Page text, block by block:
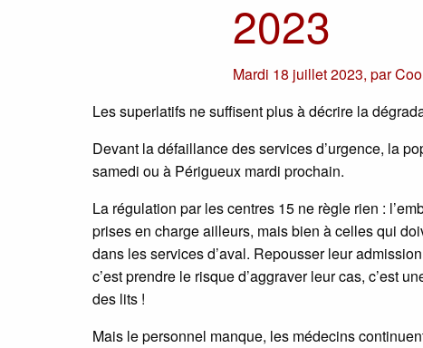
2023
Mardi 18 juillet 2023,par
Les superlatifs ne suffisent plus à décrire la
Devant la défaillance des services d’urgence, la
samedi ou à Périgueux mardi prochain.
La régulation par les centres 15 ne règle rien :
prises en charge ailleurs, mais bien à celles qui
dans les services d’aval. Repousser leur
c’est prendre le risque d’aggraver leur cas, c’est
des lits !
Mais le personnel manque, les médecins